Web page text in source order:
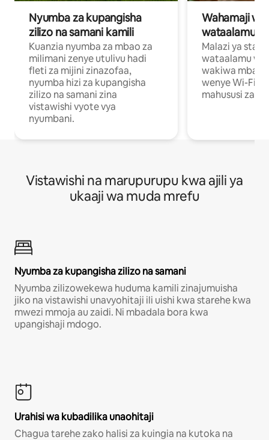
Nyumba za kupangisha
zilizo na samani kamili
Kuanzia nyumba za mbao za
milimani zenye utulivu hadi
fleti za mijini zinazofaa,
nyumba hizi za kupangisha
zilizo na samani zina
vistawishi vyote vya
nyumbani.
Wahamaji
wataalamu
Malazi ya
wataalamu
wakiwa mbali
wenye Wi-Fi
mahususi za
Vistawishi na marupurupu kwa ajili ya
ukaaji wa muda mrefu
Nyumba za kupangisha zilizo na samani
Nyumba zilizowekewa huduma kamili zinajumuisha
jiko na vistawishi unavyohitaji ili uishi kwa starehe kwa
mwezi mmoja au zaidi. Ni mbadala bora kwa
upangishaji mdogo.
Urahisi wa kubadilika unaohitaji
Chagua tarehe zako halisi za kuingia na kutoka na